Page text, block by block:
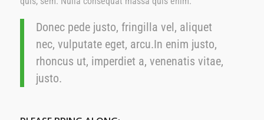
Donec pede justo, fringilla vel, aliquet
nec, vulputate eget, arcu.In enim justo,
rhoncus ut, imperdiet a, venenatis vitae,
justo.